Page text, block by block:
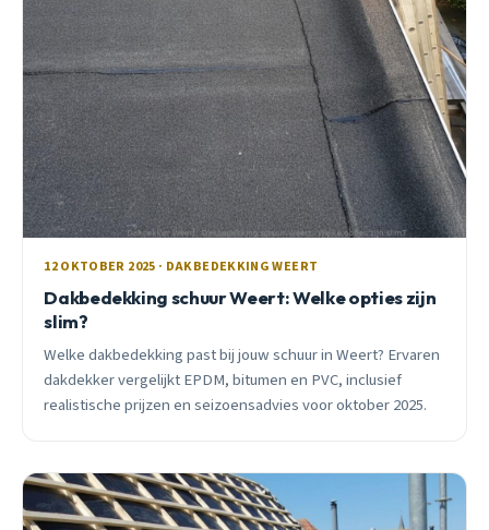
12 OKTOBER 2025 · DAKBEDEKKING WEERT
Dakbedekking schuur Weert: Welke opties zijn
slim?
Welke dakbedekking past bij jouw schuur in Weert? Ervaren
dakdekker vergelijkt EPDM, bitumen en PVC, inclusief
realistische prijzen en seizoensadvies voor oktober 2025.